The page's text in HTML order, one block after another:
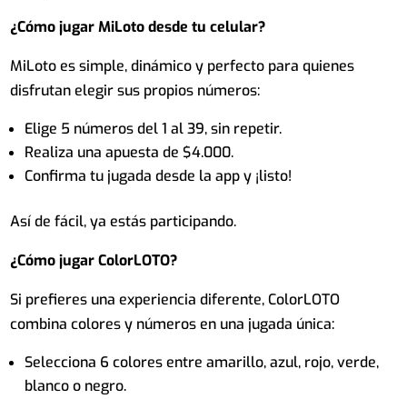
¿Cómo jugar MiLoto desde tu celular?
MiLoto es simple, dinámico y perfecto para quienes
disfrutan elegir sus propios números:
Elige 5 números del 1 al 39, sin repetir.
Realiza una apuesta de $4.000.
Confirma tu jugada desde la app y ¡listo!
Así de fácil, ya estás participando.
¿Cómo jugar ColorLOTO?
Si prefieres una experiencia diferente, ColorLOTO
combina colores y números en una jugada única:
Selecciona 6 colores entre amarillo, azul, rojo, verde,
blanco o negro.